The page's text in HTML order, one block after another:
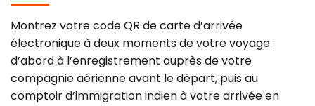
Montrez votre code QR de carte d’arrivée
électronique à deux moments de votre voyage :
d’abord à l’enregistrement auprès de votre
compagnie aérienne avant le départ, puis au
comptoir d’immigration indien à votre arrivée en